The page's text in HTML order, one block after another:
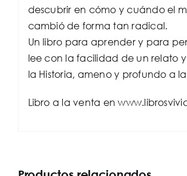
descubrir en cómo y cuándo el
cambió de forma tan radical.
Un libro para aprender y para
lee con la facilidad de un relato
la Historia, ameno y profundo a
Libro a la venta en